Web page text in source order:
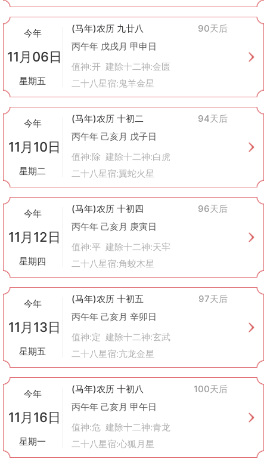
今年
11月06日
星期五
(马年)农历 九廿八
90天后
丙午年 戊戌月 甲申日
值神:开 建除十二神:金匮
二十八星宿:鬼羊金星
今年
11月10日
星期二
(马年)农历 十初二
94天后
丙午年 己亥月 戊子日
值神:除 建除十二神:白虎
二十八星宿:翼蛇火星
今年
11月12日
星期四
(马年)农历 十初四
96天后
丙午年 己亥月 庚寅日
值神:平 建除十二神:天牢
二十八星宿:角蛟木星
今年
11月13日
星期五
(马年)农历 十初五
97天后
丙午年 己亥月 辛卯日
值神:定 建除十二神:玄武
二十八星宿:亢龙金星
今年
11月16日
星期一
(马年)农历 十初八
100天后
丙午年 己亥月 甲午日
值神:危 建除十二神:青龙
二十八星宿:心狐月星